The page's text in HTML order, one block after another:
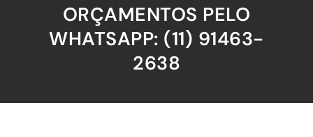
ORÇAMENTOS PELO
WHATSAPP: (11) 91463-
2638